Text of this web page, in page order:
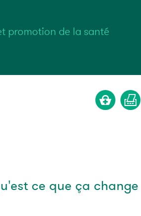
promotion de la santé
ce que ça change